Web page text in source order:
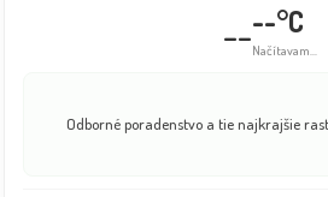
----°C
Načítavam...
Odborné poradenstvo a tie najkrajšie